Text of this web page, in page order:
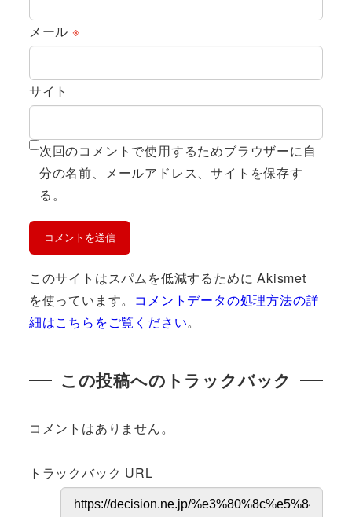
メール ※
サイト
次回のコメントで使用するためブラウザーに自
分の名前、メールアドレス、サイトを保存す
る。
このサイトはスパムを低減するために Akismet
を使っています。 コメントデータの処理方法の詳
細はこちらをご覧ください。
この投稿へのトラックバック
コメントはありません。
トラックバック URL